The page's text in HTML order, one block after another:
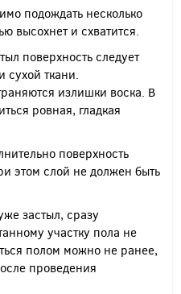
подождать несколько
высохнет и схватится.
поверхность следует
ткани.
излишки воска. В
ровная, гладкая
поверхность
этом слой не должен быть
застыл, сразу
участку пола не
полом можно не ранее,
проведения